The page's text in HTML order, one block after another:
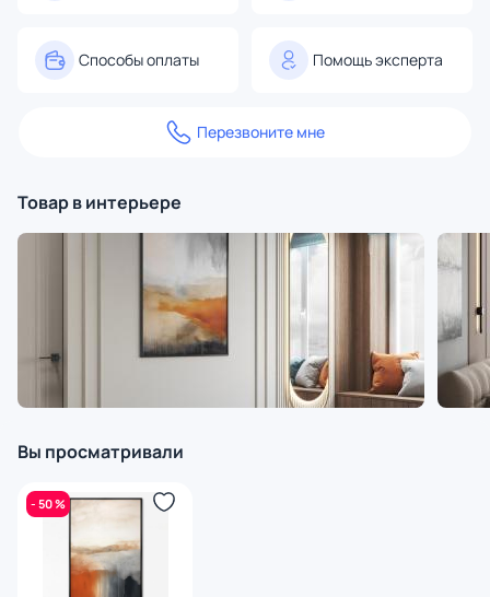
Способы оплаты Помощь эксперта
Перезвоните мне
Товар в интерьере
Вы просматривали
- 50 %